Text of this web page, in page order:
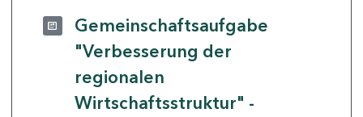
Gemeinschaftsaufgabe
"Verbesserung der
regionalen
Wirtschaftsstruktur" -